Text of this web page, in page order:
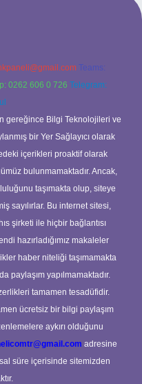
Teams:
0262 606 0 726 Telegram:
gereğince Bilgi Teknolojileri ve
bir Yer Sağlayıcı olarak
içerikleri proaktif olarak
bulunmamaktadır. Ancak,
taşımakta olup, siteye
sayılırlar. Bu internet sitesi,
şirketi ile hiçbir bağlantısı
hazırladığımız makaleler
haber niteliği taşımamakta
paylaşım yapılmamaktadır.
tamamen tesadüfidir.
ücretsiz bir bilgi paylaşım
aykırı olduğunu
adresine
süre içerisinde sitemizden